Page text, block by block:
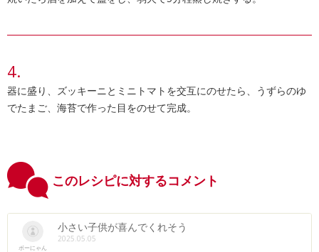
器に盛り、ズッキーニとミニトマトを交互にのせたら、うずらのゆ
でたまご、海苔で作った目をのせて完成。
このレシピに対するコメント
ボーにゃん
小さい子供が喜んでくれそう
2025.05.05